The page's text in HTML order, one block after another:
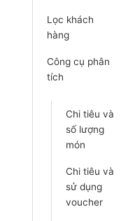
Lọc khách
hàng
Công cụ phân
tích
Chi tiêu và
số lượng
món
Chi tiêu và
sử dụng
voucher